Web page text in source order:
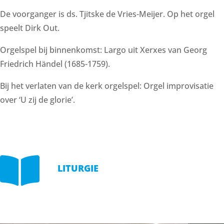
De voorganger is ds. Tjitske de Vries-Meijer. Op het orgel
speelt Dirk Out.
Orgelspel bij binnenkomst: Largo uit Xerxes van Georg
Friedrich Händel (1685-1759).
Bij het verlaten van de kerk orgelspel: Orgel improvisatie
over ‘U zij de glorie’.
 LITURGIE